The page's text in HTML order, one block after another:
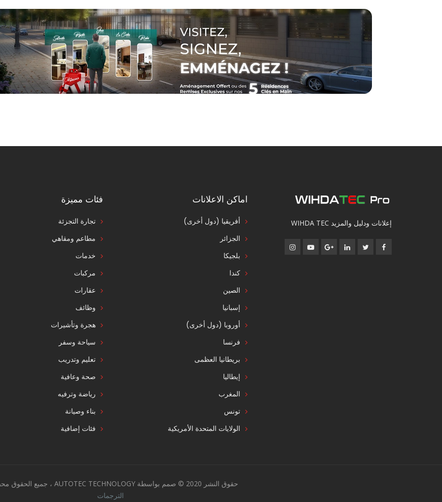
إعلانات ودليل والمزيد WIHDA TEC
اماكن الاعلانات
أفريقيا (دول أخرى)
الجزائر
بلجيكا
كندا
الصين
إسبانيا
أوروبا (دول أخرى)
فرنسا
بريطانيا العظمى
إيطاليا
المغرب
تونس
الولايات المتحدة الأمريكية
فئات مميزة
تجارة التجزئة
مطاعم ومقاهي
خدمات
مركبات
عقارات
وظائف
هجرة وتأشيرات
سياحة وسفر
تعليم وتدريب
صحة وعافية
رياضة وترفيه
بناء وصيانة
فئات إضافية
حقوق النشر 2020 © صمم بواسطة AUTOTEC TECHNOLOGY ، جميع الحقوق محفوظة.
الترجمات